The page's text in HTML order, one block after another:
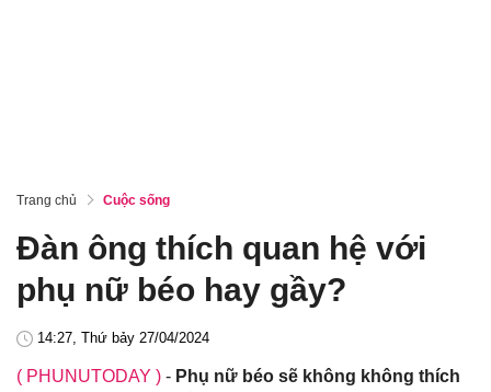
Trang chủ Cuộc sống
Đàn ông thích quan hệ với
phụ nữ béo hay gầy?
14:27, Thứ bảy 27/04/2024
( PHUNUTODAY ) - Phụ nữ béo sẽ không không thích